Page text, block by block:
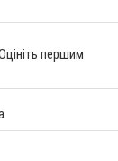
першим